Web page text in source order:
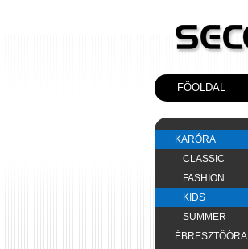
FÖOLDAL
KARÓRA
CLASSIC
FASHION
KIDS
SUMMER
ÉBRESZTŐÓRA